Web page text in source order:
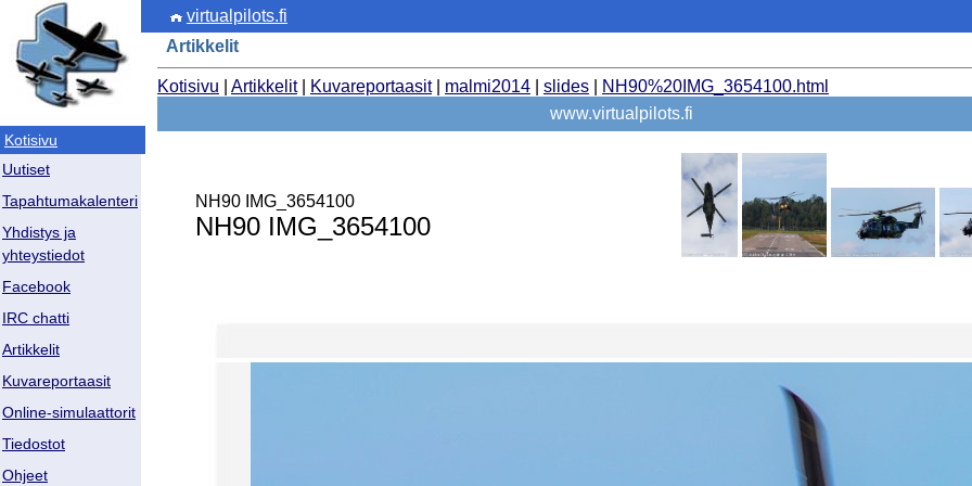
Kotisivu
Uutiset
Tapahtumakalenteri
Yhdistys ja
yhteystiedot
Facebook
IRC chatti
Artikkelit
Kuvareportaasit
Online-simulaattorit
Tiedostot
Ohjeet
virtualpilots.fi
Artikkelit
Kotisivu Artikkelit| Kuvareportaasit| malmi2014 slides
NH90%20IMG_3654100.html
www.virtualpilots.fi
NH90 IMG_3654100
NH90 IMG_3654100